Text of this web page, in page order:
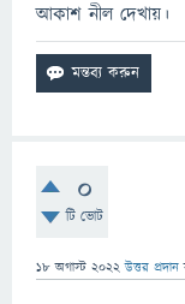
আকাশ নীল দেখায়।
0
টি ভোট
18 অগাস্ট 2022 উত্তর প্রদান